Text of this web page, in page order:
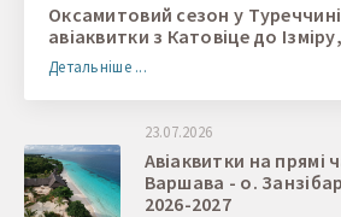
Оксамитовий сезон у
авіаквитки з Катовіце до
Детальніше ...
23.07.2026
Авіаквитки на прямі
Варшава - о.
2026-2027